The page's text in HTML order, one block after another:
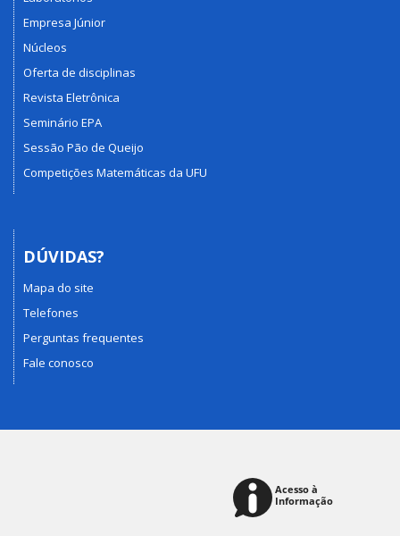
Empresa Júnior
Núcleos
Oferta de disciplinas
Revista Eletrônica
Seminário EPA
Sessão Pão de Queijo
Competições Matemáticas da UFU
DÚVIDAS?
Mapa do site
Telefones
Perguntas frequentes
Fale conosco